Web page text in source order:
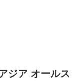
ジア オールス